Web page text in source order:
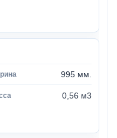
995 мм.
0,56 м3